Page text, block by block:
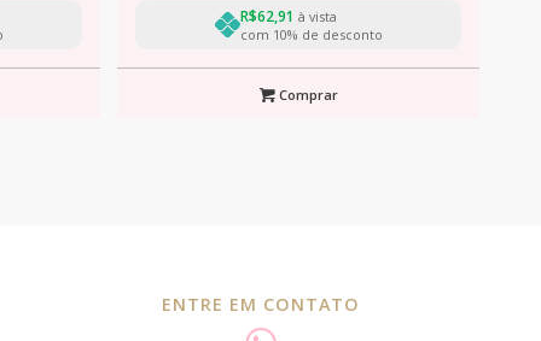
R$62,91 à vista
com 10% de desconto
Comprar
ENTRE EM CONTATO